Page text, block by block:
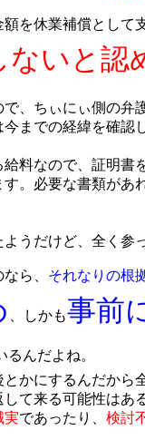
を休業補償として
ないと認
、ちぃにぃ側の弁
今までの経緯を確認
給料なので、証明
。必要な書類が
うだけど、全く参
なら、 それなりの根
、しかも事前
るんだよね。
かにするんだから
て来る可能性はあ
実であったり、 検討